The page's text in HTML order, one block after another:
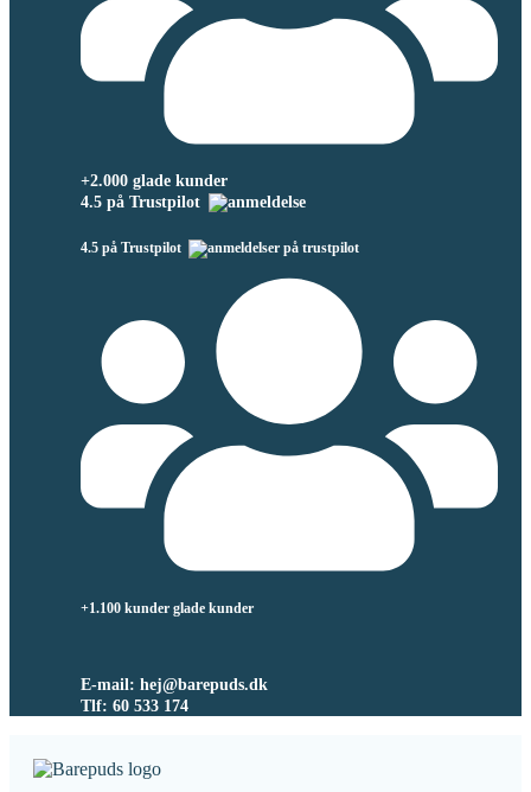
+2.000 glade kunder
4.5 på Trustpilot
4.5 på Trustpilot
+1.100 kunder glade kunder
E-mail: hej@barepuds.dk
Tlf: 60 533 174